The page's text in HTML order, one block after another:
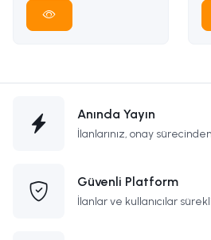
Anında Yayın
İlanlarınız, onay
Güvenli Platform
İlanlar ve kullanıcılar